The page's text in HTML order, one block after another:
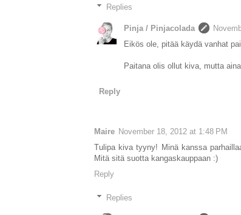
Replies
Pinja / Pinjacolada
Eikös ole, pitää käydä vanhat
Paitana olis ollut kiva, mutta
Reply
Maire November 18, 2012 at 1:48 PM
Tulipa kiva tyyny! Minä kanssa
Mitä sitä suotta kangaskauppaan :)
Reply
Replies